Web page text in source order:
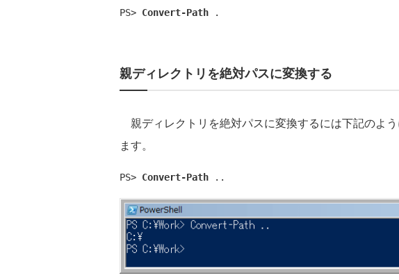
PS> Convert-Path .
親ディレクトリを絶対パスに変換する
親ディレクトリを絶対パスに変換するには下記のよ
ます。
PS> Convert-Path ..